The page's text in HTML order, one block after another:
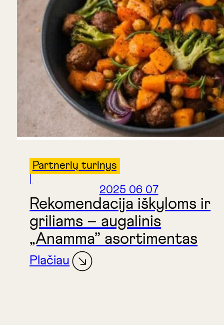
Partnerių turinys
2025 06 07
Rekomendacija iškyloms ir
griliams – augalinis
„Anamma” asortimentas
Plačiau